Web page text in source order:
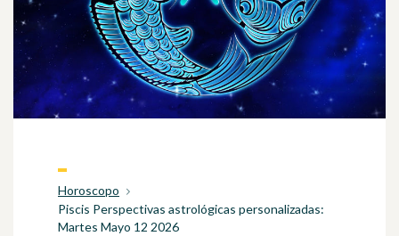
Horoscopo
Piscis Perspectivas astrológicas personalizadas:
Martes Mayo 12 2026